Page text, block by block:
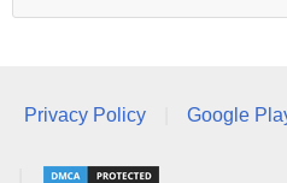
Privacy Policy Google